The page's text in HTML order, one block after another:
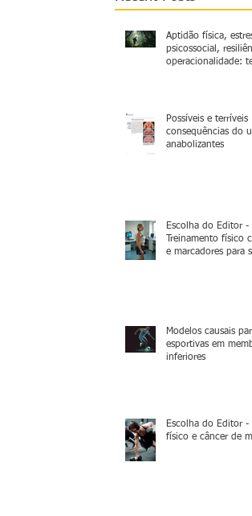
Aptidão física,
psicossocial,
operacionalidade:
Possíveis e terríveis
consequências do
anabolizantes
Escolha do Editor -
Treinamento físico
e marcadores para
Modelos causais
esportivas em
inferiores
Escolha do Editor -
físico e câncer de